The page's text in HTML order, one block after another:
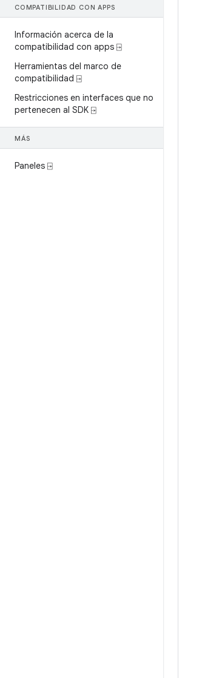
COMPATIBILIDAD CON APPS
Información acerca de la
compatibilidad con apps ⍈
Herramientas del marco de
compatibilidad ⍈
Restricciones en interfaces que no
pertenecen al SDK ⍈
MÁS
Paneles ⍈